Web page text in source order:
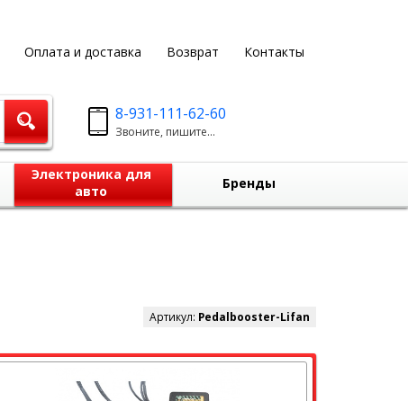
Оплата и доставка Возврат Контакты
8-931-111-62-60
Звоните, пишите...
Электроника для
авто
Бренды
Артикул: Pedalbooster-Lifan